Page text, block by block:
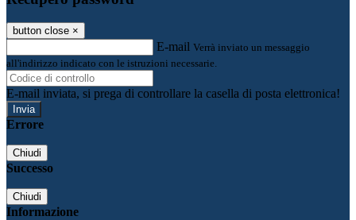
button close ×
E-mail Verrà inviato un messaggio
all'indirizzo indicato con le istruzioni necessarie.
E-mail inviata, si prega di controllare la casella di posta elettronica!
Errore
Chiudi
Successo
Chiudi
Informazione